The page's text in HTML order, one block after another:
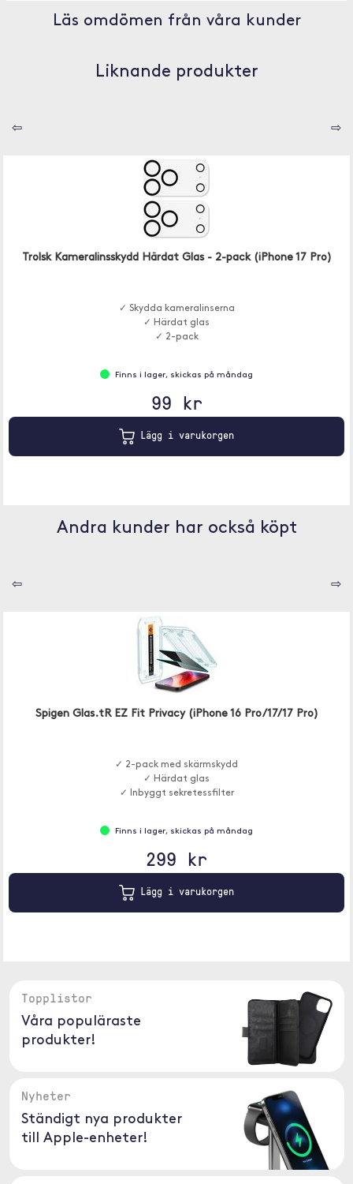
Läs omdömen från våra kunder
Liknande produkter
⇦ ⇨
Trolsk Kameralinsskydd Härdat Glas - 2-pack (iPhone 17 Pro)
✓ Skydda kameralinserna
✓ Härdat glas
✓ 2-pack
Finns i lager, skickas på måndag
99 kr
Lägg i varukorgen
Andra kunder har också köpt
⇦ ⇨
Spigen Glas.tR EZ Fit Privacy (iPhone 16 Pro/17/17 Pro)
✓ 2-pack med skärmskydd
✓ Härdat glas
✓ Inbyggt sekretessfilter
Finns i lager, skickas på måndag
299 kr
Lägg i varukorgen
Topplistor
Våra populäraste
produkter!
Nyheter
Ständigt nya produkter
till Apple-enheter!